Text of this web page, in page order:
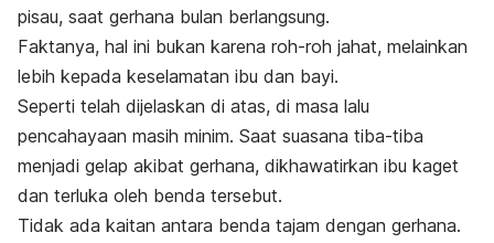
pisau, saat gerhana bulan berlangsung.
Faktanya, hal ini bukan karena roh-roh jahat, melainkan
lebih kepada keselamatan ibu dan bayi.
Seperti telah dijelaskan di atas, di masa lalu
pencahayaan masih minim. Saat suasana tiba-tiba
menjadi gelap akibat gerhana, dikhawatirkan ibu kaget
dan terluka oleh benda tersebut.
Tidak ada kaitan antara benda tajam dengan gerhana.